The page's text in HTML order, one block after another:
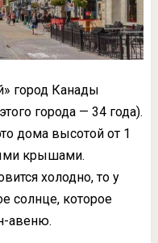
город Канады
города — 34 года).
дома высотой от 1
крышами.
холодно, то у
солнце, которое
авеню.